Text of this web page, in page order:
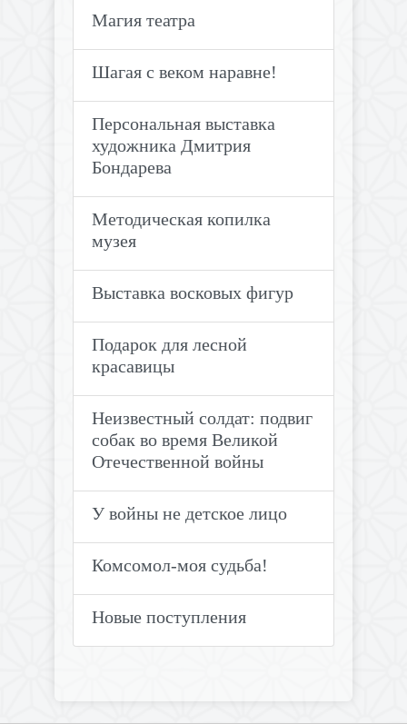
Магия театра
Шагая с веком наравне!
Персональная выставка
художника Дмитрия
Бондарева
Методическая копилка
музея
Выставка восковых фигур
Подарок для лесной
красавицы
Неизвестный солдат: подвиг
собак во время Великой
Отечественной войны
У войны не детское лицо
Комсомол-моя судьба!
Новые поступления